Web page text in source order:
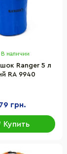
В наличии
Ranger 5 л
RA 9940
грн.
Купить